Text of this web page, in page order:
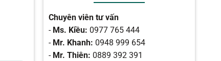
Chuyên viên tư vấn
- Ms. Kiều: 0977 765 444
- Mr. Khanh: 0948 999 654
- Mr. Thiên: 0889 392 391